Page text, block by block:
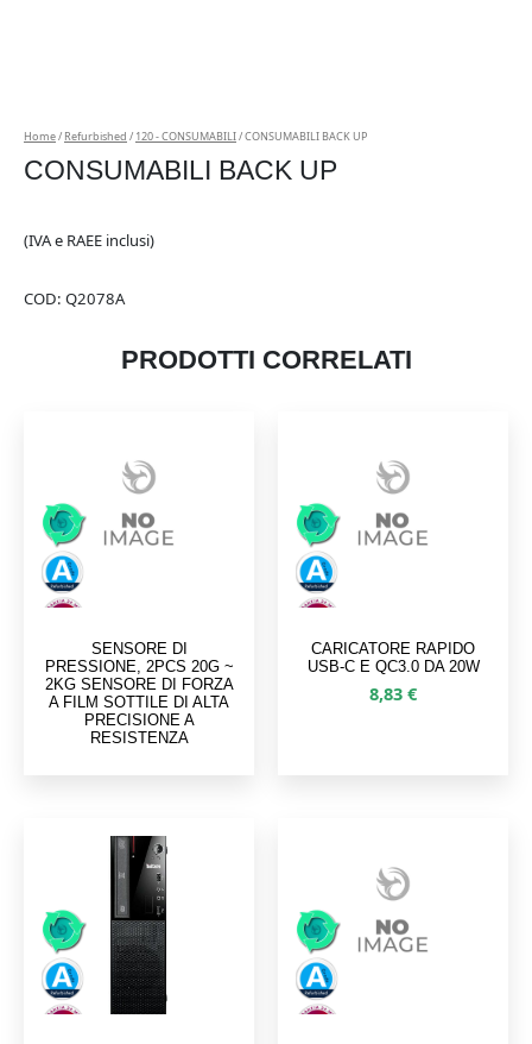
Home/ Refurbished / 120 - CONSUMABILI/ CONSUMABILI BACK UP
CONSUMABILI BACK UP
(IVA e RAEE inclusi)
COD: Q2078A
PRODOTTI CORRELATI
SENSORE DI
PRESSIONE, 2PCS 20G ~
2KG SENSORE DI FORZA
A FILM SOTTILE DI ALTA
PRECISIONE A
RESISTENZA
CARICATORE RAPIDO
USB-C E QC3.0 DA 20W
8,83 €